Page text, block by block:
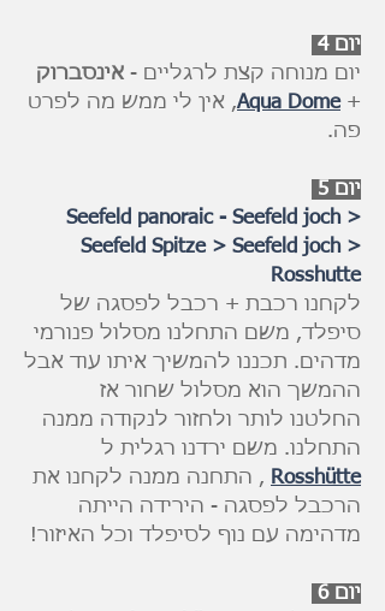
יום 4
יום מנוחה קצת לרגליים - אינסברוק
+
Aqua Dome, אין לי ממש מה לפרט
פה.
יום 5
Seefeld panoraic - Seefeld joch >
Seefeld Spitze > Seefeld joch >
Rosshutte
לקחנו רכבת + רכבל לפסגה של
סיפלד, משם התחלנו מסלול פנורמי
מדהים. תכננו להמשיך איתו עוד אבל
ההמשך הוא מסלול שחור אז
החלטנו לותר ולחזור לנקודה ממנה
התחלנו. משם ירדנו רגלית ל
Rosshütte , התחנה ממנה לקחנו את
הרכבל לפסגה - הירידה הייתה
מדהימה עם נוף לסיפלד וכל האיזור!
יום 6